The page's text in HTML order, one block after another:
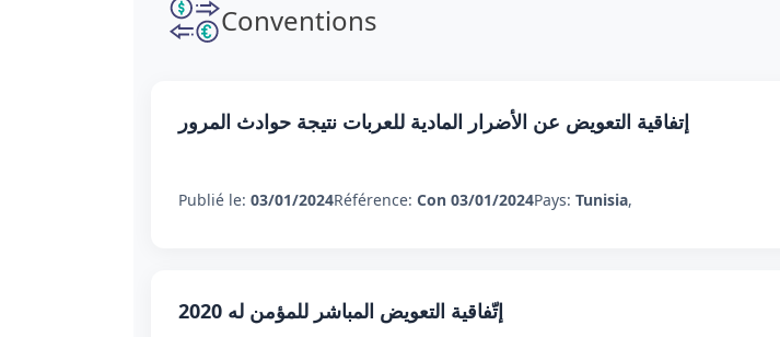
Conventions
إتفاقية التعويض عن الأضرار المادية للعربات نتيجة حوادث المرور
Publié le: 03/01/2024Référence: Con 03/01/2024Pays: Tunisia,
إتّفاقية التعويض المباشر للمؤمن له 2020